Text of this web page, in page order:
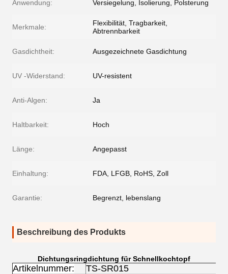
Anwendung: Versiegelung, Isolierung, Polsterung
Merkmale:
Flexibilität, Tragbarkeit,
Abtrennbarkeit
Gasdichtheit: Ausgezeichnete Gasdichtung
UV -Widerstand: UV-resistent
Anti-Algen: Ja
Haltbarkeit: Hoch
Länge: Angepasst
Einhaltung: FDA, LFGB, RoHS, Zoll
Garantie: Begrenzt, lebenslang
Beschreibung des Produkts
Dichtungsringdichtung für Schnellkochtopf
Artikelnummer:
TS-SR015